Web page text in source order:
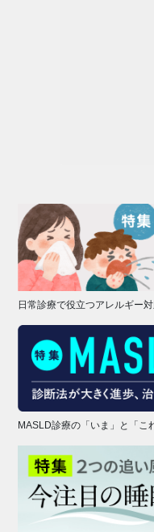
日常診療で役立つアレルギー
MASLD診療の「いま」と「こ